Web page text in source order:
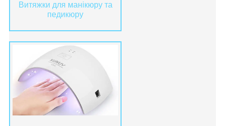
Витяжки для манікюру та
педикюру